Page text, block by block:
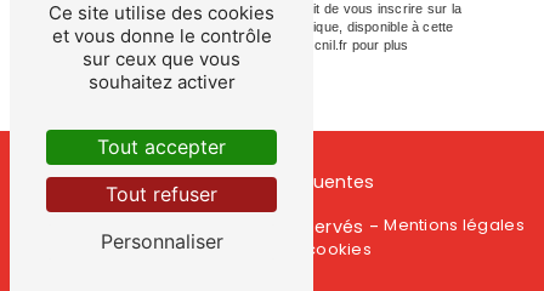
gestion des contentieux. Vous avez le droit de vous inscrire sur la
liste d'opposition au démarchage téléphonique, disponible à cette
adresse: Bloctel.gouv.fr . Consultez le site cnil.fr pour plus
d’informations sur vos droits.
Recherches fréquentes
- 2026 - Tous droits réservés -Mentions légales
-Gestion des cookies
Ce site utilise des cookies
et vous donne le contrôle
sur ceux que vous
souhaitez activer
Tout accepter
Tout refuser
Personnaliser